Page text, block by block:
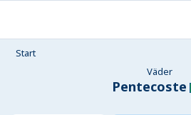
Start
Väder
Pentecoste